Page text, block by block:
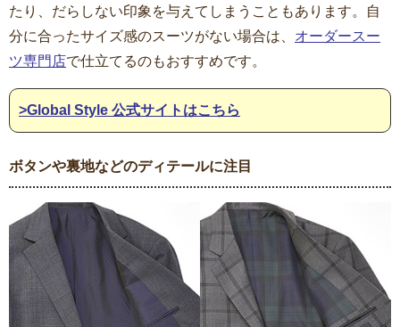
たり、だらしない印象を与えてしまうこともあります。自
分に合ったサイズ感のスーツがない場合は、 オーダースー
ツ専門店で仕立てるのもおすすめです。
>Global Style 公式サイトはこちら
ボタンや裏地などのディテールに注目